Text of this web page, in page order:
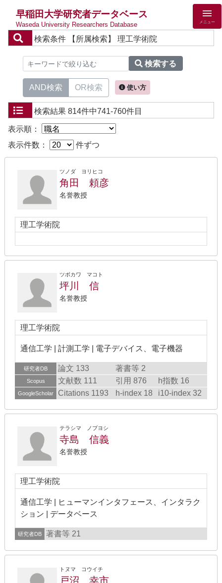
早稲田大学研究者データベース
Waseda University Researchers Database メニュー
検索条件 【所属検索】 理工学術院
検索する
AND検索 OR検索 使い方
検索結果 814件中741-760件目
表示順：
表示件数：
件ずつ
ツノダ ヨリヒコ
角田 頼彦
名誉教授
理工学術院
ツボカワ マコト
坪川 信
名誉教授
理工学術院
通信工学 | 計測工学 | 電子デバイス、電子機器
研究者DB 論文 133 著書等 2
Scopus 文献数 111 引用 876 h指数 16
GoogleScholar Citations 1193 h-index 18 i10-index 32
テラシマ ノブヨシ
寺島 信義
名誉教授
理工学術院
通信工学 | ヒューマンインタフェース、インタラク
ション | データベース
研究者DB 著書等 21
トヌマ コウイチ
戸沼 幸市